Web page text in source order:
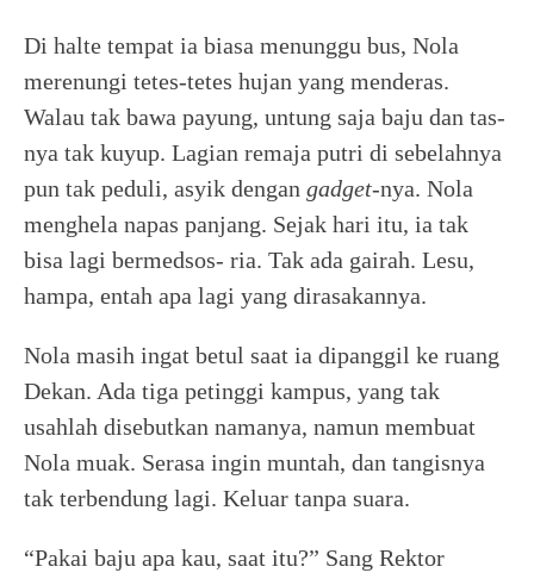
Di halte tempat ia biasa menunggu bus, Nola
merenungi tetes-tetes hujan yang menderas.
Walau tak bawa payung, untung saja baju dan tas-
nya tak kuyup. Lagian remaja putri di sebelahnya
pun tak peduli, asyik dengan gadget-nya. Nola
menghela napas panjang. Sejak hari itu, ia tak
bisa lagi bermedsos- ria. Tak ada gairah. Lesu,
hampa, entah apa lagi yang dirasakannya.
Nola masih ingat betul saat ia dipanggil ke ruang
Dekan. Ada tiga petinggi kampus, yang tak
usahlah disebutkan namanya, namun membuat
Nola muak. Serasa ingin muntah, dan tangisnya
tak terbendung lagi. Keluar tanpa suara.
“Pakai baju apa kau, saat itu?” Sang Rektor